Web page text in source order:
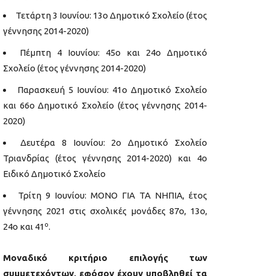
Τετάρτη 3 Ιουνίου: 13ο Δημοτικό Σχολείο (έτος
γέννησης 2014-2020)
Πέμπτη 4 Ιουνίου: 45ο και 24ο Δημοτικό
Σχολείο (έτος γέννησης 2014-2020)
Παρασκευή 5 Ιουνίου: 41ο Δημοτικό Σχολείο
και 66ο Δημοτικό Σχολείο (έτος γέννησης 2014-
2020)
Δευτέρα 8 Ιουνίου: 2ο Δημοτικό Σχολείο
Τριανδρίας (έτος γέννησης 2014-2020) και 4ο
Ειδικό Δημοτικό Σχολείο
Τρίτη 9 Ιουνίου: ΜΟΝΟ ΓΙΑ ΤΑ ΝΗΠΙΑ, έτος
γέννησης 2021 στις σχολικές μονάδες 87ο, 13ο,
24ο και 41 ο.
Μοναδικό κριτήριο επιλογής των
συμμετεχόντων, εφόσον έχουν υποβληθεί τα